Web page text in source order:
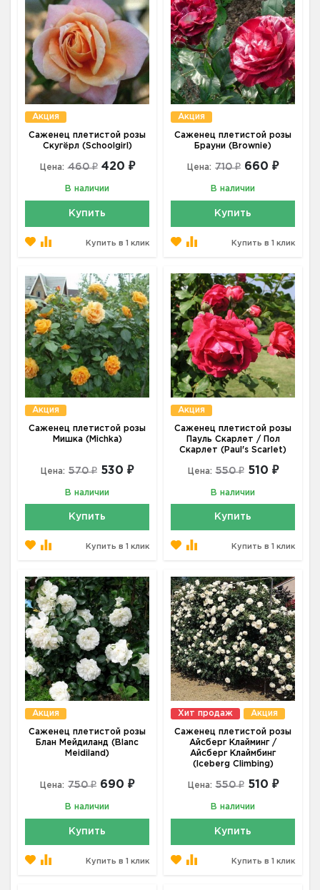
Акция
Саженец плетистой розы
Скугёрл (Schoolgirl)
Цена: 460 ₽ 420 ₽
В наличии
Купить
Купить в 1 клик
Акция
Саженец плетистой розы
Брауни (Brownie)
Цена: 710 ₽ 660 ₽
В наличии
Купить
Купить в 1 клик
Акция
Саженец плетистой розы
Мишка (Michka)
Цена: 570 ₽ 530 ₽
В наличии
Купить
Купить в 1 клик
Акция
Саженец плетистой розы
Пауль Скарлет / Пол
Скарлет (Paul's Scarlet)
Цена: 550 ₽ 510 ₽
В наличии
Купить
Купить в 1 клик
Акция
Саженец плетистой розы
Блан Мейдиланд (Blanc
Meidiland)
Цена: 750 ₽ 690 ₽
В наличии
Купить
Купить в 1 клик
Хит продаж Акция
Саженец плетистой розы
Айсберг Клайминг /
Айсберг Клаймбинг
(Iceberg Climbing)
Цена: 550 ₽ 510 ₽
В наличии
Купить
Купить в 1 клик